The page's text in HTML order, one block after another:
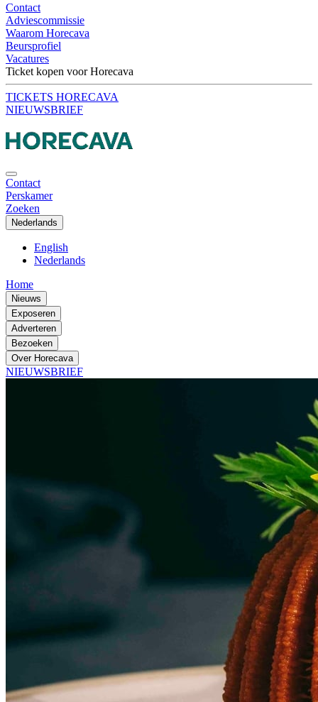
Contact
Adviescommissie
Waarom Horecava
Beursprofiel
Vacatures
Ticket kopen voor Horecava
TICKETS HORECAVA
NIEUWSBRIEF
Contact
Perskamer
Zoeken
Nederlands
English
Nederlands
Home
Nieuws
Exposeren
Adverteren
Bezoeken
Over Horecava
NIEUWSBRIEF